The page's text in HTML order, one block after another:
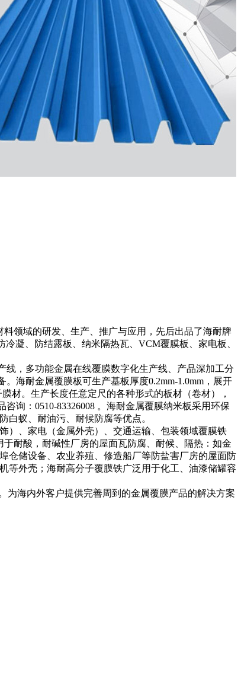
领域的研发、生产、推广与应用，先后出品了海耐牌
凝、防结露板、纳米隔热瓦、VCM覆膜板、家电板、
，多功能金属在线覆膜数字化生产线、产品深加工分
海耐金属覆膜板可生产基板厚度0.2mm-1.0mm，展开
材。生产长度任意定尺的各种形式的板材（卷材），
咨询：0510-83326008 。海耐金属覆膜纳米板采用环保
蚁、耐油污、耐候防腐等优点。
、家电（金属外壳）、交通运输、包装领域覆膜铁
耐酸，耐碱性厂房的屋面瓦防腐、耐候、隔热：如金
仓储设备、农业养殖、修造船厂等防盐害厂房的屋面防
等外壳；海耐高分子覆膜铁广泛用于化工、油漆储罐容
海内外客户提供完善周到的金属覆膜产品的解决方案